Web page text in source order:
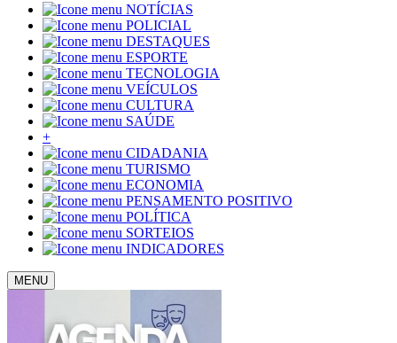
NOTÍCIAS
POLICIAL
DESTAQUES
ESPORTE
TECNOLOGIA
VEÍCULOS
CULTURA
SAÚDE
+
CIDADANIA
TURISMO
ECONOMIA
PENSAMENTO POSITIVO
POLÍTICA
SORTEIOS
INDICADORES
MENU